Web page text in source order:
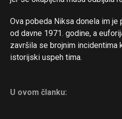
Ova pobeda Niksa donela im
od davne 1971. godine, a
završila se brojnim incidentima
istorijski uspeh tima.
U ovom članku: